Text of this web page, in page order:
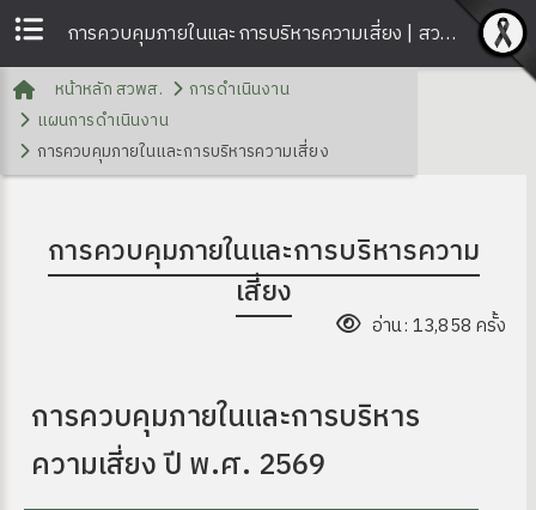
การควบคุมภายในและการบริหารความเสี่ยง | สวพส.
หน้าหลัก สวพส.
การดำเนินงาน
แผนการดำเนินงาน
การควบคุมภายในและการบริหารความเสี่ยง
การควบคุมภายในและการบริหารความ
เสี่ยง
อ่าน: 13,858 ครั้ง
การควบคุมภายในและการบริหาร
ความเสี่ยง ปี พ.ศ. 2569